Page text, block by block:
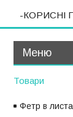
-КОРИСНІ
Товари
Фетр в